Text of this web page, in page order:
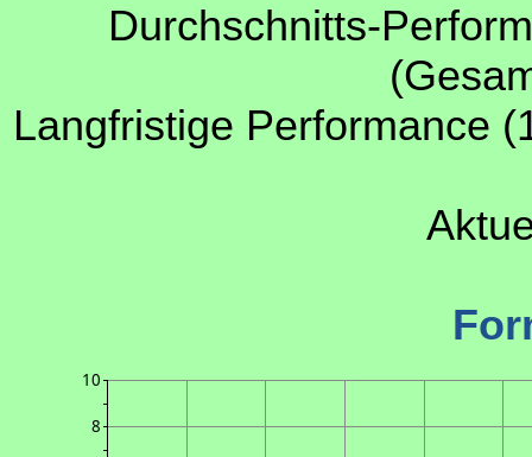
Durchschnitts-
Langfristige Performance
10
8